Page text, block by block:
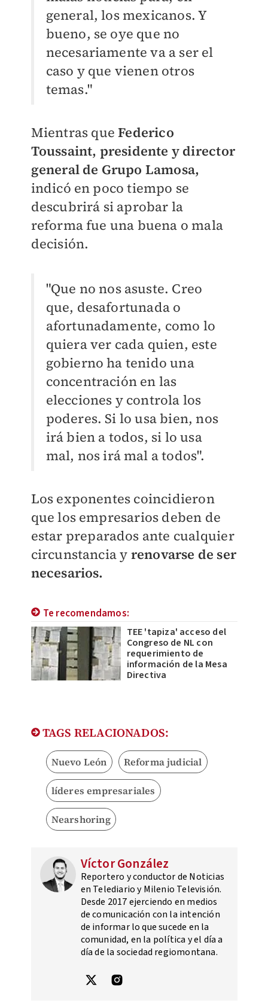
general, los mexicanos. Y
bueno, se oye que no
necesariamente va a ser el
caso y que vienen otros
temas."
Mientras queFederico
Toussaint, presidente y director
general de Grupo Lamosa,
indicó en poco tiempo se
descubrirá si aprobar la
reforma fue una buena o mala
decisión.
"Que no nos asuste. Creo
que, desafortunada o
afortunadamente, como lo
quiera ver cada quien, este
gobierno ha tenido una
concentración en las
elecciones y controla los
poderes. Si lo usa bien, nos
irá bien a todos, si lo usa
mal, nos irá mal a todos".
Los exponentes coincidieron
que los empresarios deben de
estar preparados ante cualquier
circunstancia y renovarse de ser
necesarios.
Te recomendamos:
TEE 'tapiza' acceso del
Congreso de NL con
requerimiento de
información de la Mesa
Directiva
TAGS RELACIONADOS:
Nuevo León Reforma judicial
líderes empresariales
Nearshoring
Víctor González
Reportero y conductor de Noticias
en Telediario y Milenio Televisión.
Desde 2017 ejerciendo en medios
de comunicación con la intención
de informar lo que sucede en la
comunidad, en la política y el día a
día de la sociedad regiomontana.